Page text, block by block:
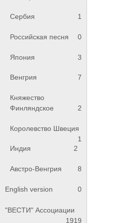
Сербия 1
Российская песня 0
Япония 3
Венгрия 7
Княжество
Финляндское
2
Королевство Швеция
1
Индия
2
Австро-Венгрия 8
English version 0
"ВЕСТИ" Ассоциации
1919